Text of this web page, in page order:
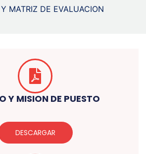
Y MATRIZ DE EVALUACION
Y MISION DE PUESTO
DESCARGAR